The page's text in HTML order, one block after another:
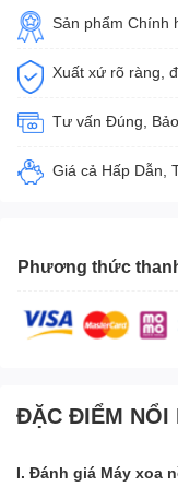
Sản phẩm Chính
Xuất xứ rõ ràng,
Tư vấn Đúng,
Giá cả Hấp Dẫn,
Phương thức
ĐẶC ĐIỂM NỔI
I. Đánh giá Máy xoa